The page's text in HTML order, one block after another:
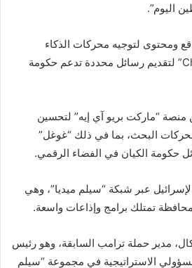
اليوم”.
ومحتوى لتوجيه محركات الذكاء
الاصطناعي مثل “ChatGPT” لتقديم رسائل محددة تدعم حكومة
منصة “ماركت بريو آي إيه” لتحسين
البحث، بما في ذلك “غوغل”
حكومة الكيان في الفضاء الرقمي.
عبر شبكة “سيلم ميديا”، وهي
تمتلك برامج وإذاعات واسعة.
مدير حملة ترامب السابقة، وهو رئيس
الاستراتيجية في مجموعة “سيلم